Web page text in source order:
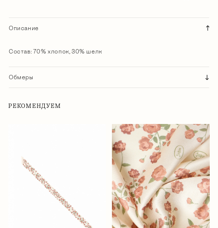
Описание
Состав: 70% хлопок, 30% шелк
Обмеры
РЕКОМЕНДУЕМ